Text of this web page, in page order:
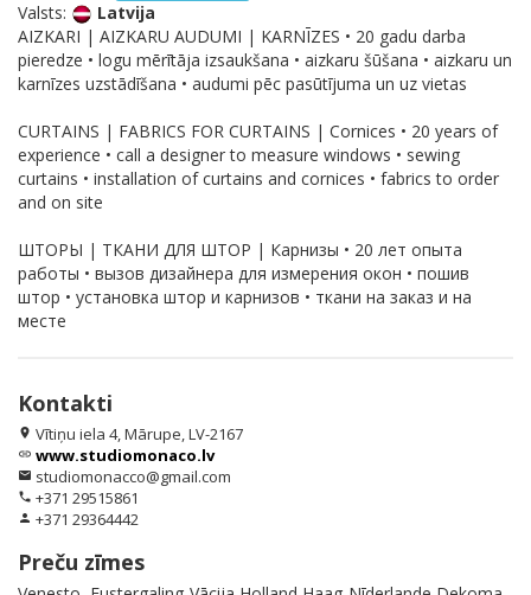
Valsts:
Latvija
AIZKARI | AIZKARU AUDUMI | KARNĪZES • 20 gadu darba
pieredze • logu mērītāja izsaukšana • aizkaru šūšana • aizkaru un
karnīzes uzstādīšana • audumi pēc pasūtījuma un uz vietas
CURTAINS | FABRICS FOR CURTAINS | Cornices • 20 years of
experience • call a designer to measure windows • sewing
curtains • installation of curtains and cornices • fabrics to order
and on site
ШТОРЫ | ТКАНИ ДЛЯ ШТОР | Карнизы • 20 лет опыта
работы • вызов дизайнера для измерения окон • пошив
штор • установка штор и карнизов • ткани на заказ и на
месте
Kontakti
location_on Vītiņu iela 4, Mārupe, LV-2167
link www.studiomonaco.lv
email studiomonacco@gmail.com
phone +371 29515861
person +371 29364442
Preču zīmes